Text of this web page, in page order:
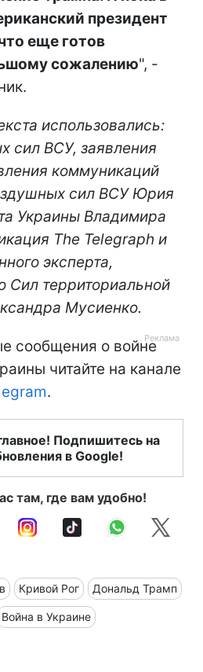
президент
еще готов
сожалению", -
использовались:
сил ВСУ, заявления
коммуникаций
сил ВСУ Юрия
Украины Владимира
The Telegraph и
эксперта,
Сил территориальной
Мусиенко.
сообщения о войне
читайте на канале
.
Подпишитесь на
в Google!
там, где вам удобно!
Кривой Рог Дональд Трамп
Война в Украине